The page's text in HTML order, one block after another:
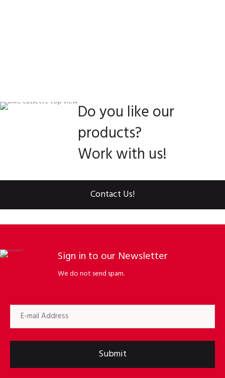
Do you like our
products?
Work with us!
Contact Us!
Sign in to our Newsletter
We do not send spam.
Submit